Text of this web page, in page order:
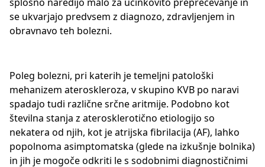
se ukvarjajo predvsem z diagnozo, zdravljenjem in
obravnavo teh bolezni.
Poleg bolezni, pri katerih je temeljni patološki
mehanizem ateroskleroza, v skupino KVB po naravi
spadajo tudi različne srčne aritmije. Podobno kot
številna stanja z aterosklerotično etiologijo so
nekatera od njih, kot je atrijska fibrilacija (AF), lahko
popolnoma asimptomatska (glede na izkušnje bolnika)
in jih je mogoče odkriti le s sodobnimi diagnostičnimi